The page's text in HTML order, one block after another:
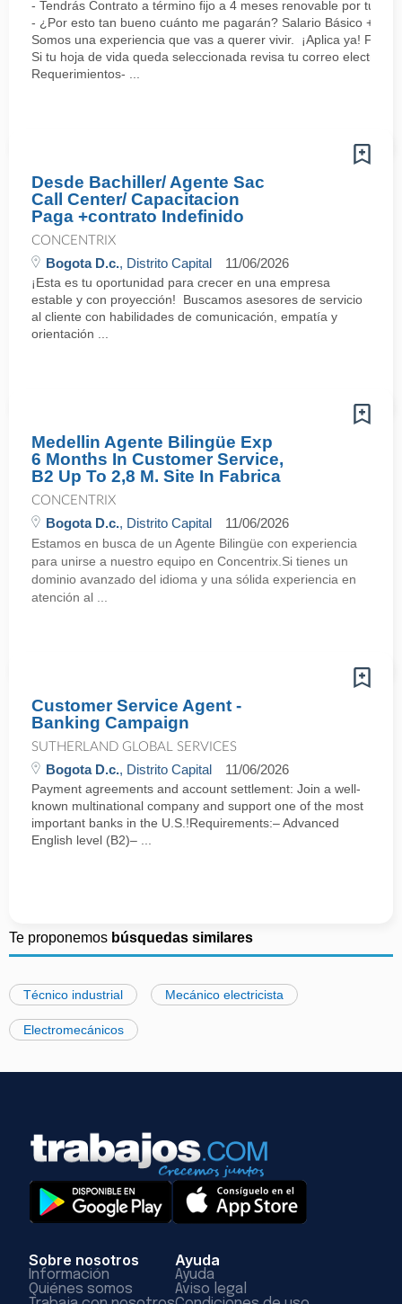
- Tendrás Contrato a término fijo a 4 meses renovable por tu
- ¿Por esto tan bueno cuánto me pagarán? Salario Básico +
Somos una experiencia que vas a querer vivir. ¡Aplica ya!
Si tu hoja de vida queda seleccionada revisa tu correo
Requerimientos- ...
Desde Bachiller/ Agente Sac
Call Center/ Capacitacion
Paga +contrato Indefinido
CONCENTRIX
Bogota D.c., Distrito Capital 11/06/2026
¡Esta es tu oportunidad para crecer en una empresa
estable y con proyección! Buscamos asesores de servicio
al cliente con habilidades de comunicación, empatía y
orientación ...
Medellin Agente Bilingüe Exp
6 Months In Customer Service,
B2 Up To 2,8 M. Site In Fabrica
CONCENTRIX
Bogota D.c., Distrito Capital 11/06/2026
Estamos en busca de un Agente Bilingüe con experiencia
para unirse a nuestro equipo en Concentrix.Si tienes un
dominio avanzado del idioma y una sólida experiencia en
atención al ...
Customer Service Agent -
Banking Campaign
SUTHERLAND GLOBAL SERVICES
Bogota D.c., Distrito Capital 11/06/2026
Payment agreements and account settlement: Join a well-
known multinational company and support one of the most
important banks in the U.S.!Requirements:– Advanced
English level (B2)– ...
Te proponemos búsquedas similares
Técnico industrial Mecánico electricista
Electromecánicos
Sobre nosotros
Información
Quiénes somos
Ayuda
Ayuda
Aviso legal